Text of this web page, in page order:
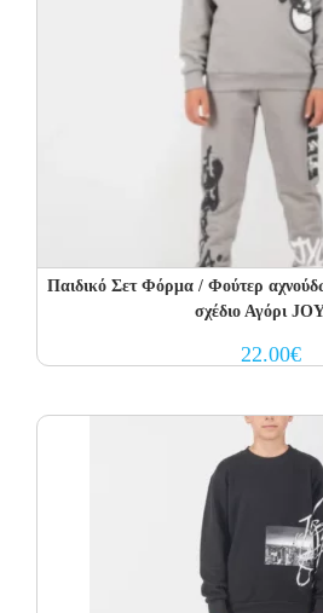
Παιδικό Σετ Φόρμα / Φούτερ
σχέδιο Αγόρι
22.00€